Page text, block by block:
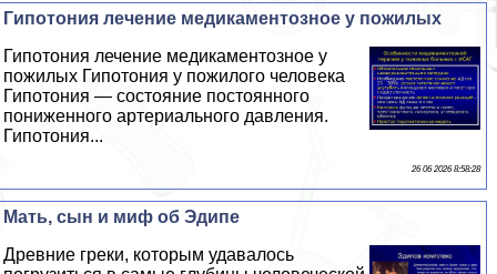
Гипотония лечение медикаментозное у пожилых
Гипотония лечение медикаментозное у
пожилых Гипотония у пожилого человека
Гипотония — состояние постоянного
пониженного артериального давления.
Гипотония...
26 06 2026 8:58:28
Мать, сын и миф об Эдипе
Древние греки, которым удавалось